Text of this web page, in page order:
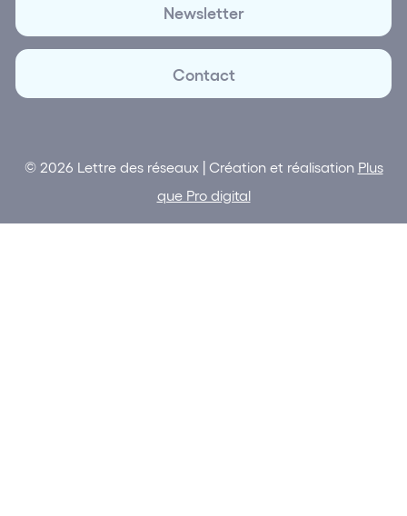
Newsletter
Contact
© 2026 Lettre des réseaux | Création et réalisation Plus
que Pro digital